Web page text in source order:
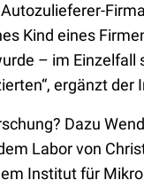
Kind eines
– im Einzelfall
ergänzt der
Dazu
Labor von
Institut für